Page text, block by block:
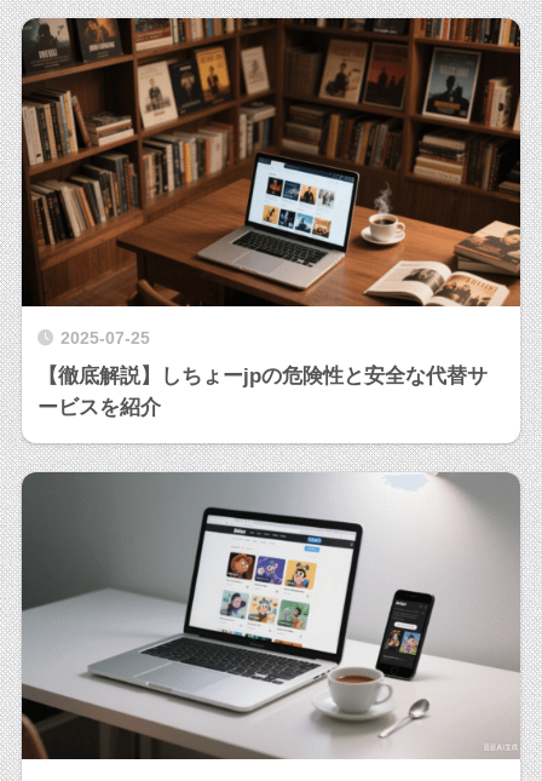
2025-07-25
【徹底解説】しちょーjpの危険性と安全な代替サ
ービスを紹介